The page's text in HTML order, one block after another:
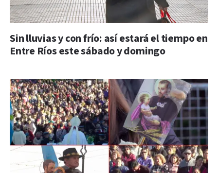
Sin lluvias y con frío: así estará el tiempo en
Entre Ríos este sábado y domingo